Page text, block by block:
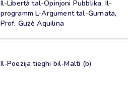
Il-Libertà tal-Opinjoni Pubblika, Il-
programm L-Argument tal-Ġurnata,
Prof. Ġużè Aquilina
Il-Poeżija tieghi bil-Malti (b)